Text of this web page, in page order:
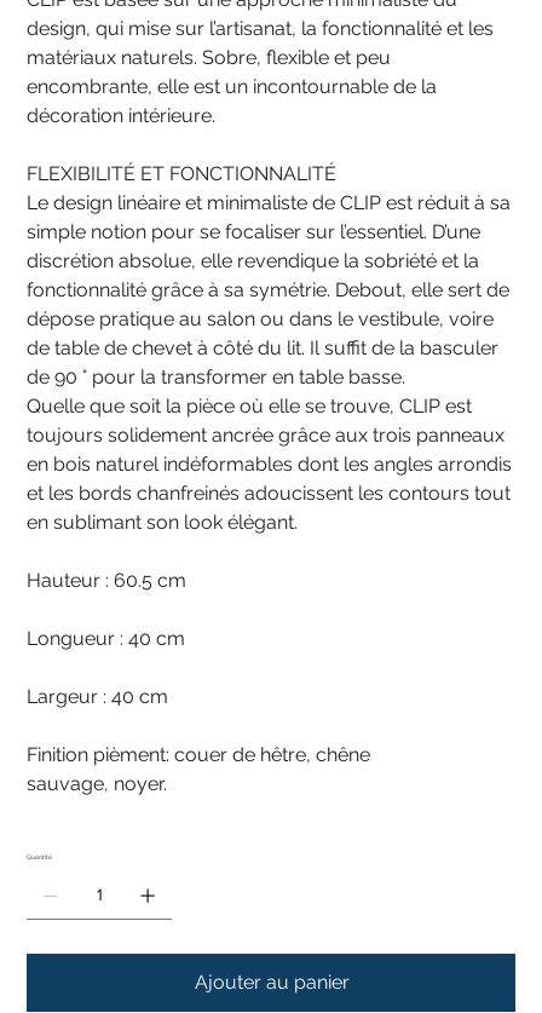
design, qui mise sur l’artisanat, la fonctionnalité et les
matériaux naturels. Sobre, flexible et peu
encombrante, elle est un incontournable de la
décoration intérieure.
FLEXIBILITÉ ET FONCTIONNALITÉ
Le design linéaire et minimaliste de CLIP est réduit à sa
simple notion pour se focaliser sur l’essentiel. D’une
discrétion absolue, elle revendique la sobriété et la
fonctionnalité grâce à sa symétrie. Debout, elle sert de
dépose pratique au salon ou dans le vestibule, voire
de table de chevet à côté du lit. Il suffit de la basculer
de 90 ° pour la transformer en table basse.
Quelle que soit la pièce où elle se trouve, CLIP est
toujours solidement ancrée grâce aux trois panneaux
en bois naturel indéformables dont les angles arrondis
et les bords chanfreinés adoucissent les contours tout
en sublimant son look élégant.
Hauteur : 60.5 cm
Longueur : 40 cm
Largeur : 40 cm
Finition pièment: couer de hêtre, chêne
sauvage, noyer.
Quantité
Ajouter au panier